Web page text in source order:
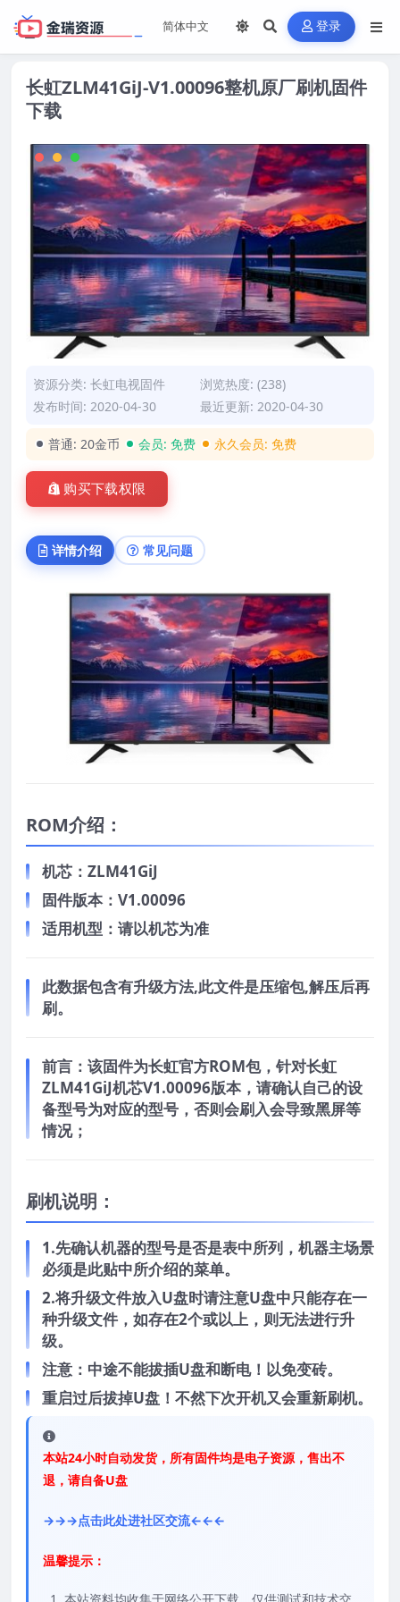
登录
长虹ZLM41GiJ-V1.00096整机原厂刷机固件
下载
资源分类: 长虹电视固件
浏览热度: (238)
发布时间: 2020-04-30
最近更新: 2020-04-30
普通: 20金币 会员: 免费 永久会员: 免费
购买下载权限
详情介绍 常见问题
ROM介绍：
机芯：ZLM41GiJ
固件版本：V1.00096
适用机型：请以机芯为准
此数据包含有升级方法,此文件是压缩包,解压后再
刷。
前言： 该固件为长虹官方ROM包，针对长虹
ZLM41GiJ机芯V1.00096版本，请确认自己的设
备型号为对应的型号，否则会刷入会导致黑屏等
情况；
刷机说明：
1.先确认机器的型号是否是表中所列，机器主场景
必须是此贴中所介绍的菜单。
2.将升级文件放入U盘时请注意U盘中只能存在一
种升级文件，如存在2个或以上，则无法进行升
级。
注意：中途不能拔插U盘和断电！以免变砖。
重启过后拔掉U盘！不然下次开机又会重新刷机。
本站24小时自动发货，所有固件均是电子资源，售出不
退，请自备U盘
→→→点击此处进社区交流←←←
温馨提示：